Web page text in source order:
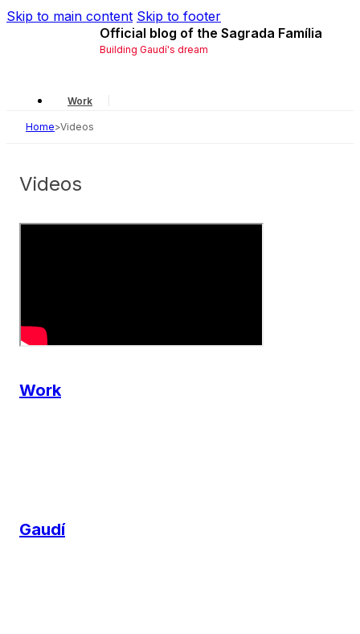
Skip to main content Skip to footer
Official blog of the Sagrada Família
Building Gaudí's dream
Work
Gaudí
History
Home>Videos
Videos
Work
Gaudí